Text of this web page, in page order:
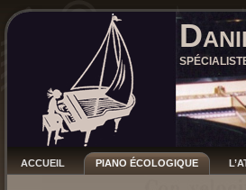
ACCUEIL PIANO ÉCOLOGIQUE